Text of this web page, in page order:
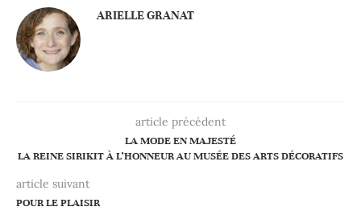
ARIELLE GRANAT
article précédent
LA MODE EN MAJESTÉ
LA REINE SIRIKIT À L’HONNEUR AU MUSÉE DES ARTS DÉCORATIFS
article suivant
POUR LE PLAISIR